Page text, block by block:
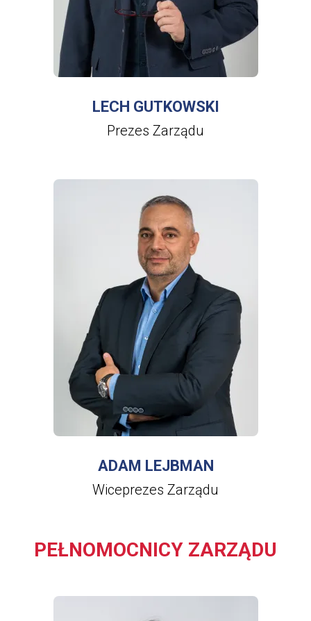
WIĘCEJ INFORMACJI
LECH
GUTKOWSKI
LECH GUTKOWSKI
Prezes Zarządu
WIĘCEJ INFORMACJI
ADAM
LEJBMAN
ADAM LEJBMAN
Wiceprezes Zarządu
PEŁNOMOCNICY ZARZĄDU